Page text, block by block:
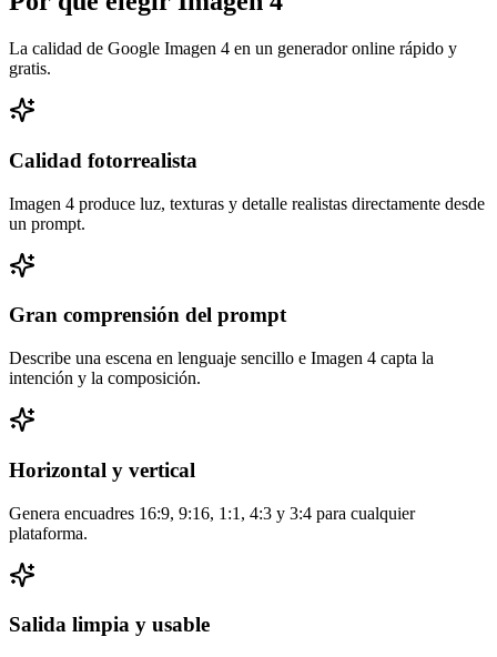
La calidad de Google Imagen 4 en un generador online rápido y
gratis.
Calidad fotorrealista
Imagen 4 produce luz, texturas y detalle realistas directamente desde
un prompt.
Gran comprensión del prompt
Describe una escena en lenguaje sencillo e Imagen 4 capta la
intención y la composición.
Horizontal y vertical
Genera encuadres 16:9, 9:16, 1:1, 4:3 y 3:4 para cualquier
plataforma.
Salida limpia y usable